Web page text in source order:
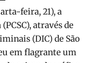
feira, 21), a
através de
(DIC) de São
em flagrante um